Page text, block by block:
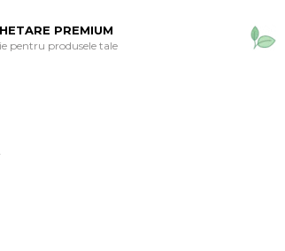
PREMIUM
pentru produsele tale